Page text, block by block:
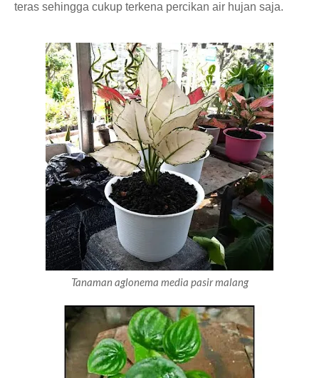
teras sehingga cukup terkena percikan air hujan saja.
Tanaman aglonema media pasir malang